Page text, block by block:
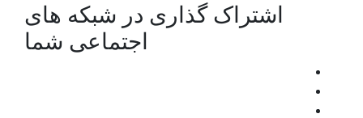
اشتراک گذاری در شبکه های
اجتماعی شما